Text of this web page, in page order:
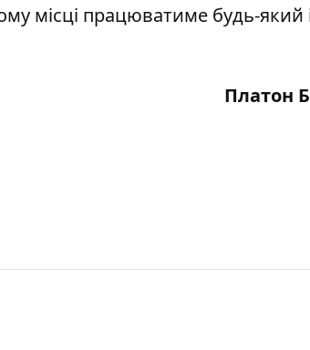
місці працюватиме будь-
Платон